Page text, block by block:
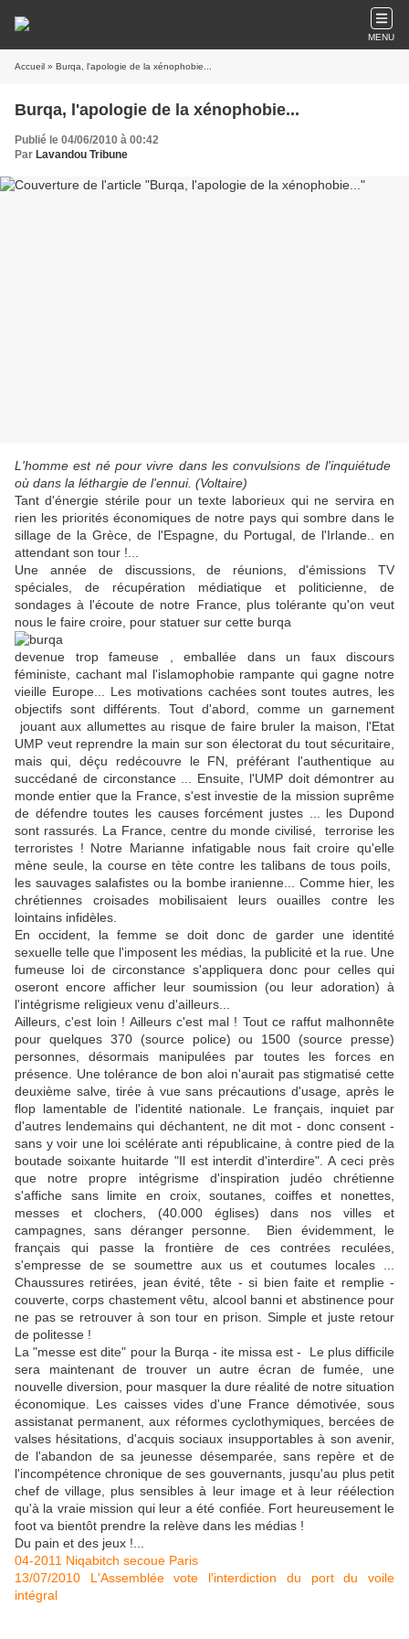
MENU
Accueil » Burqa, l'apologie de la xénophobie...
Burqa, l'apologie de la xénophobie...
Publié le 04/06/2010 à 00:42
Par Lavandou Tribune
L'homme est né pour vivre dans les convulsions de l'inquiétude
où dans la léthargie de l'ennui. (Voltaire)
Tant d'énergie stérile pour un texte laborieux qui ne servira en
rien les priorités économiques de notre pays qui sombre dans le
sillage de la Grèce, de l'Espagne, du Portugal, de l'Irlande.. en
attendant son tour !...
Une année de discussions, de réunions, d'émissions TV
spéciales, de récupération médiatique et politicienne, de
sondages à l'écoute de notre France, plus tolérante qu'on veut
nous le faire croire, pour statuer sur cette burqa
devenue trop fameuse , emballée dans un faux discours
féministe, cachant mal l'islamophobie rampante qui gagne notre
vieille Europe... Les motivations cachées sont toutes autres, les
objectifs sont différents. Tout d'abord, comme un garnement
jouant aux allumettes au risque de faire bruler la maison, l'Etat
UMP veut reprendre la main sur son électorat du tout sécuritaire,
mais qui, déçu redécouvre le FN, préférant l'authentique au
succédané de circonstance ... Ensuite, l'UMP doit démontrer au
monde entier que la France, s'est investie de la mission suprême
de défendre toutes les causes forcément justes ... les Dupond
sont rassurés. La France, centre du monde civilisé, terrorise les
terroristes ! Notre Marianne infatigable nous fait croire qu'elle
mène seule, la course en tète contre les talibans de tous poils,
les sauvages salafistes ou la bombe iranienne... Comme hier, les
chrétiennes croisades mobilisaient leurs ouailles contre les
lointains infidèles.
En occident, la femme se doit donc de garder une identité
sexuelle telle que l'imposent les médias, la publicité et la rue. Une
fumeuse loi de circonstance s'appliquera donc pour celles qui
oseront encore afficher leur soumission (ou leur adoration) à
l'intégrisme religieux venu d'ailleurs...
Ailleurs, c'est loin ! Ailleurs c'est mal ! Tout ce raffut malhonnête
pour quelques 370 (source police) ou 1500 (source presse)
personnes, désormais manipulées par toutes les forces en
présence. Une tolérance de bon aloi n'aurait pas stigmatisé cette
deuxième salve, tirée à vue sans précautions d'usage, après le
flop lamentable de l'identité nationale. Le français, inquiet par
d'autres lendemains qui déchantent, ne dit mot - donc consent -
sans y voir une loi scélérate anti républicaine, à contre pied de la
boutade soixante huitarde "Il est interdit d'interdire". A ceci près
que notre propre intégrisme d'inspiration judéo chrétienne
s'affiche sans limite en croix, soutanes, coiffes et nonettes,
messes et clochers, (40.000 églises) dans nos villes et
campagnes, sans déranger personne. Bien évidemment, le
français qui passe la frontière de ces contrées reculées,
s'empresse de se soumettre aux us et coutumes locales ...
Chaussures retirées, jean évité, tête - si bien faite et remplie -
couverte, corps chastement vêtu, alcool banni et abstinence pour
ne pas se retrouver à son tour en prison. Simple et juste retour
de politesse !
La "messe est dite" pour la Burqa - ite missa est - Le plus difficile
sera maintenant de trouver un autre écran de fumée, une
nouvelle diversion, pour masquer la dure réalité de notre situation
économique. Les caisses vides d'une France démotivée, sous
assistanat permanent, aux réformes cyclothymiques, bercées de
valses hésitations, d'acquis sociaux insupportables à son avenir,
de l'abandon de sa jeunesse désemparée, sans repère et de
l'incompétence chronique de ses gouvernants, jusqu'au plus petit
chef de village, plus sensibles à leur image et à leur réélection
qu'à la vraie mission qui leur a été confiée. Fort heureusement le
foot va bientôt prendre la relève dans les médias !
Du pain et des jeux !...
04-2011 Niqabitch secoue Paris
13/07/2010 L'Assemblée vote l'interdiction du port du voile
intégral